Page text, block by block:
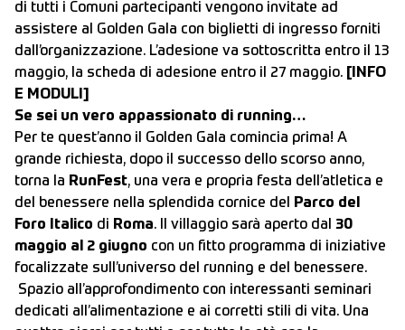
di tutti i Comuni partecipanti vengono invitate ad
assistere al Golden Gala con biglietti di ingresso forniti
dall’organizzazione. L’adesione va sottoscritta entro il 13
maggio, la scheda di adesione entro il 27 maggio. [ INFO
E MODULI]
Se sei un vero appassionato di running…
Per te quest’anno il Golden Gala comincia prima! A
grande richiesta, dopo il successo dello scorso anno,
torna la RunFest, una vera e propria festa dell’atletica e
del benessere nella splendida cornice del
Parco del
Foro Italico di Roma. Il villaggio sarà aperto dal 30
maggio al 2 giugno con un fitto programma di iniziative
focalizzate sull’universo del running e del benessere.
Spazio all’approfondimento con interessanti seminari
dedicati all’alimentazione e ai corretti stili di vita. Una